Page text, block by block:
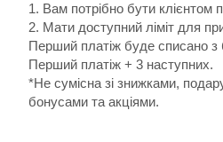
1. Вам потрібно бути клієнтом
2. Мати доступний ліміт для
Перший платіж буде списано з
Перший платіж + 3 наступних.
*Не сумісна зі знижками,
бонусами та акціями.